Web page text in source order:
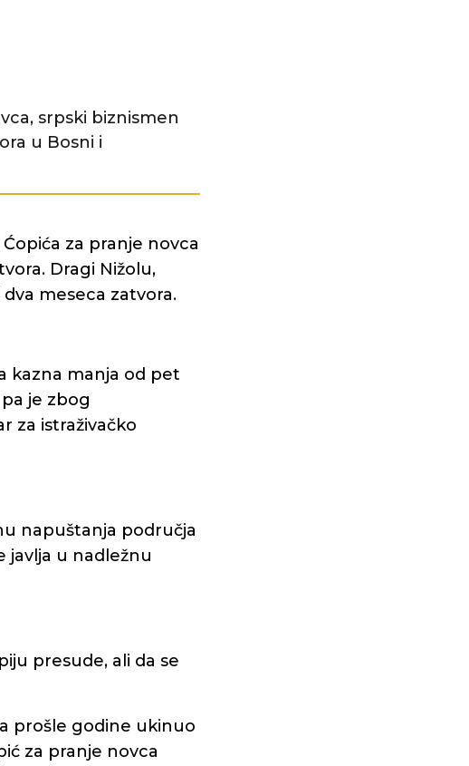
srpski biznismen
u Bosni i
za pranje novca
Dragi Nižolu,
meseca zatvora.
kazna manja od pet
je zbog
za istraživačko
napuštanja područja
javlja u nadležnu
presude, ali da se
prošle godine ukinuo
za pranje novca